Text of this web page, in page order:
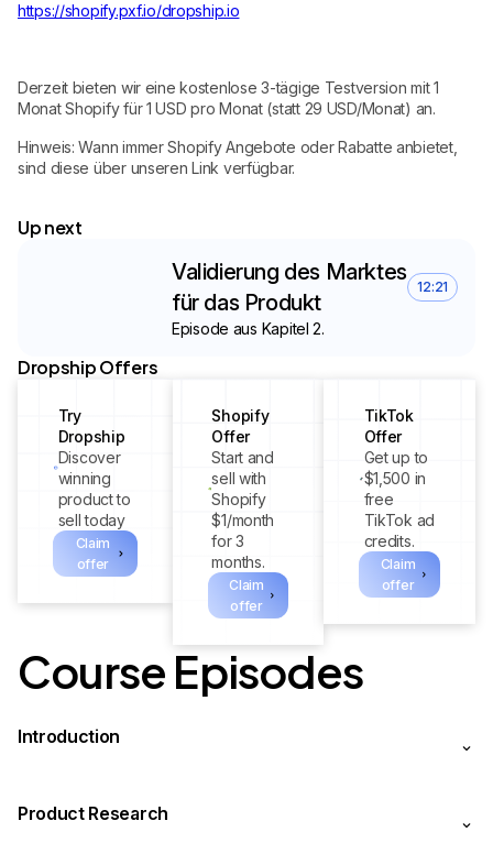
https://shopify.pxf.io/dropship.io
Derzeit bieten wir eine kostenlose 3-tägige Testversion mit 1
Monat Shopify für 1 USD pro Monat (statt 29 USD/Monat) an.
Hinweis: Wann immer Shopify Angebote oder Rabatte anbietet,
sind diese über unseren Link verfügbar.
Up next
Validierung des Marktes
für das Produkt
12:21
Episode aus Kapitel 2.
Dropship Offers
Try
Dropship
Discover
winning
product to
sell today
Claim
offer
Shopify
Offer
Start and
sell with
Shopify
$1/month
for 3
months.
Claim
offer
TikTok
Offer
Get up to
$1,500 in
free
TikTok ad
credits.
Claim
offer
Course Episodes
Introduction
Product Research